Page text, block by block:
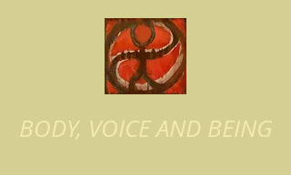
BODY, VOICE AND BEING